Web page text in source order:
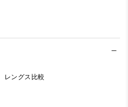
レングス比較